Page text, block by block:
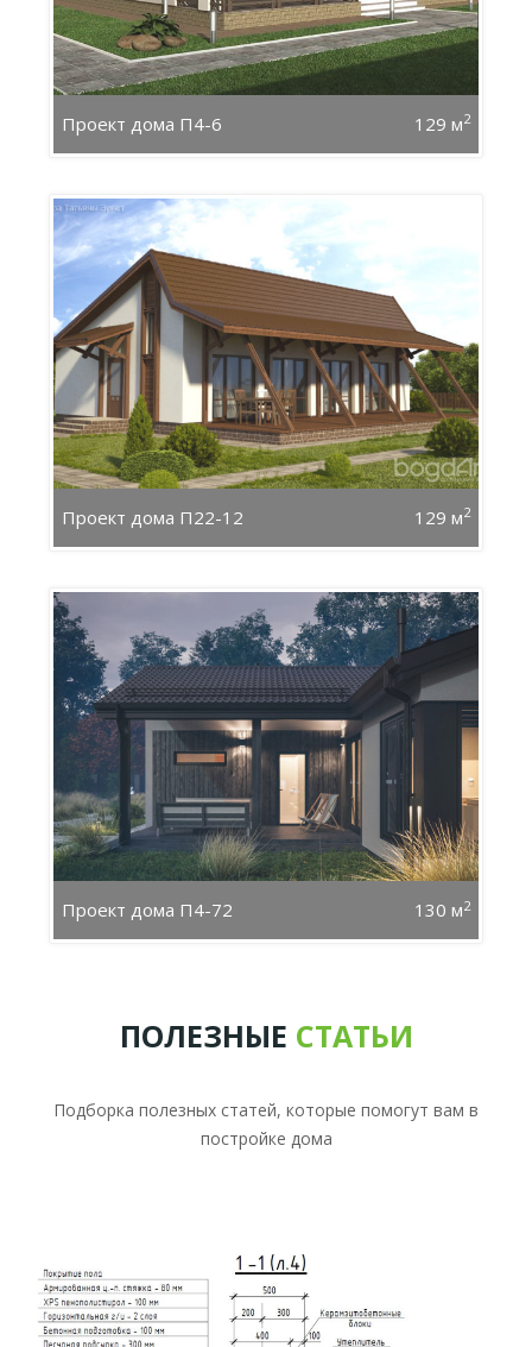
Проект дома П4-6 129 м2
Проект дома П22-12 129 м2
Проект дома П4-72 130 м2
ПОЛЕЗНЫЕ СТАТЬИ
Подборка полезных статей, которые помогут вам в
постройке дома